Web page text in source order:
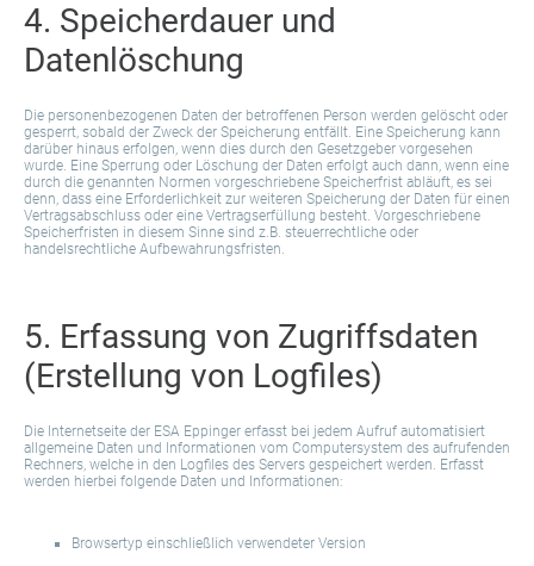
4. Speicherdauer und
Datenlöschung
Die personenbezogenen Daten der betroffenen Person werden gelöscht oder
gesperrt, sobald der Zweck der Speicherung entfällt. Eine Speicherung kann
darüber hinaus erfolgen, wenn dies durch den Gesetzgeber vorgesehen
wurde. Eine Sperrung oder Löschung der Daten erfolgt auch dann, wenn eine
durch die genannten Normen vorgeschriebene Speicherfrist abläuft, es sei
denn, dass eine Erforderlichkeit zur weiteren Speicherung der Daten für einen
Vertragsabschluss oder eine Vertragserfüllung besteht. Vorgeschriebene
Speicherfristen in diesem Sinne sind z.B. steuerrechtliche oder
handelsrechtliche Aufbewahrungsfristen.
5. Erfassung von Zugriffsdaten
(Erstellung von Logfiles)
Die Internetseite der ESA Eppinger erfasst bei jedem Aufruf automatisiert
allgemeine Daten und Informationen vom Computersystem des aufrufenden
Rechners, welche in den Logfiles des Servers gespeichert werden. Erfasst
werden hierbei folgende Daten und Informationen:
Browsertyp einschließlich verwendeter Version